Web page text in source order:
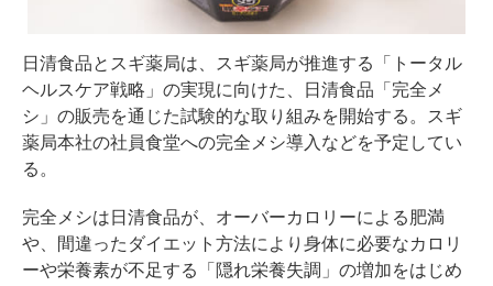
日清食品とスギ薬局は、スギ薬局が推進する「トータル
ヘルスケア戦略」の実現に向けた、日清食品「完全メ
シ」の販売を通じた試験的な取り組みを開始する。スギ
薬局本社の社員食堂への完全メシ導入などを予定してい
る。
完全メシは日清食品が、オーバーカロリーによる肥満
や、間違ったダイエット方法により身体に必要なカロリ
ーや栄養素が不足する「隠れ栄養失調」の増加をはじめ